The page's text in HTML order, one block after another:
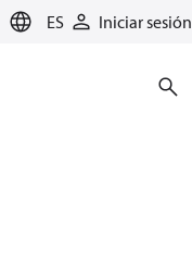
ES Iniciar sesión
heating